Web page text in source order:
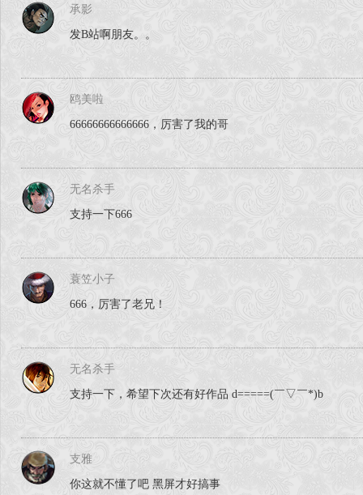
承影
发B站啊朋友。。
鸥美啦
66666666666666，厉害了我的哥
无名杀手
支持一下666
蓑笠小子
666，厉害了老兄！
无名杀手
支持一下，希望下次还有好作品 d=====(￣▽￣*)b
支雅
你这就不懂了吧 黑屏才好搞事